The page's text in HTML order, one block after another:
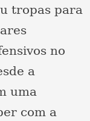
tropas para
no
a
uma
com a